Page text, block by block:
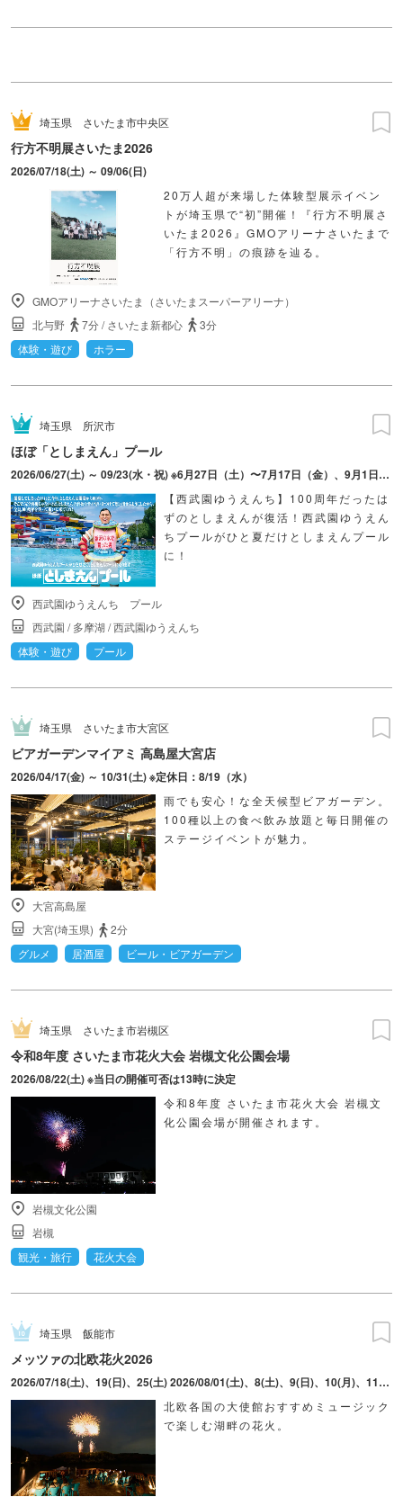
埼玉県 さいたま市中央区
行方不明展さいたま2026
2026/07/18(土) ～ 09/06(日)
20万人超が来場した体験型展示イベン
トが埼玉県で“初”開催！『行方不明展さ
いたま2026』GMOアリーナさいたまで
「行方不明」の痕跡を辿る。
GMOアリーナさいたま（さいたまスーパーアリーナ）
北与野
7分/さいたま新都心
3分
体験・遊び
ホラー
埼玉県 所沢市
ほぼ「としまえん」プール
2026/06/27(土) ～ 09/23(水・祝) ※6月27日（土）〜7月17日（金）、9月1日（火）〜は土日祝のみ
【西武園ゆうえんち】100周年だったは
ずのとしまえんが復活！西武園ゆうえん
ちプールがひと夏だけとしまえんプール
に！
西武園ゆうえんち プール
西武園 /多摩湖 /西武園ゆうえんち
体験・遊び
プール
埼玉県 さいたま市大宮区
ビアガーデンマイアミ 高島屋大宮店
2026/04/17(金) ～ 10/31(土) ※定休日：8/19（水）
雨でも安心！な全天候型ビアガーデン。
100種以上の食べ飲み放題と毎日開催の
ステージイベントが魅力。
大宮高島屋
大宮(埼玉県)
2分
グルメ
居酒屋 ビール・ビアガーデン
埼玉県 さいたま市岩槻区
令和8年度 さいたま市花火大会 岩槻文化公園会場
2026/08/22(土) ※当日の開催可否は13時に決定
令和8年度 さいたま市花火大会 岩槻文
化公園会場が開催されます。
岩槻文化公園
岩槻
観光・旅行
花火大会
埼玉県 飯能市
メッツァの北欧花火2026
2026/07/18(土)、19(日)、25(土) 2026/08/01(土)、8(土)、9(日)、10(月)、11(火・祝)、12(水)、15(土) 2026/09/12(土)、19(土)、20(日)、21(月・祝)、22(火・祝) ※8月9日(日)は「ムーミンの日記念 花火大会2026」を開催(予定)
北欧各国の大使館おすすめミュージック
で楽しむ湖畔の花火。